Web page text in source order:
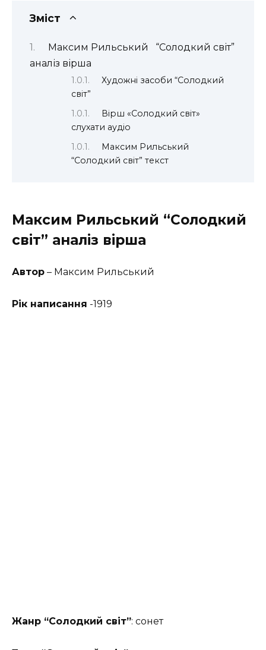
Зміст
Максим Рильський “Солодкий світ”
аналіз вірша
Художні засоби “Солодкий
світ”
Вірш «Солодкий світ»
слухати аудіо
Максим Рильський
“Солодкий світ” текст
Максим Рильський “Солодкий
світ” аналіз вірша
Автор – Максим Рильський
Рік написання -1919
Жанр “Солодкий світ”: сонет